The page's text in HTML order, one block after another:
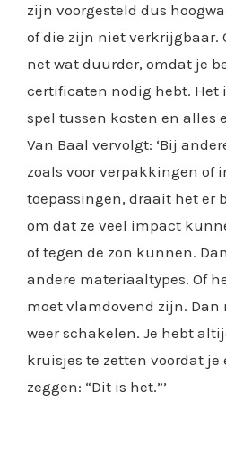
zijn voorgesteld dus
of die zijn niet verkrijgbaar.
net wat duurder, omdat je
certificaten nodig hebt. Het
spel tussen kosten en alles
Van Baal vervolgt: ‘Bij
zoals voor verpakkingen of
toepassingen, draait het er
om dat ze veel impact
of tegen de zon kunnen.
andere materiaaltypes. Of
moet vlamdovend zijn. Dan
weer schakelen. Je hebt
kruisjes te zetten voordat
zeggen: “Dit is het.”’